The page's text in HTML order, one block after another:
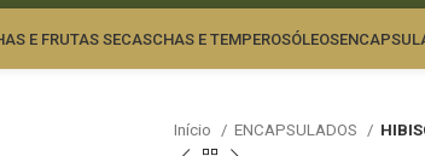
E FRUTAS SECASCHAS E TEMPEROSÓLEOS
Início ENCAPSULADOS